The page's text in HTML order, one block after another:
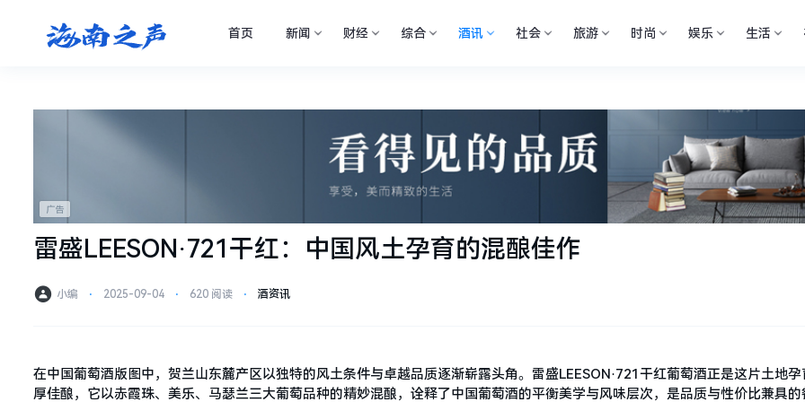
首页 新闻 财经 综合 酒讯 社会 旅游 时尚 娱乐 生活
雷盛LEESON·721干红：中国风土孕育的混酿佳作
小编 ⋅ 2025-09-04 ⋅ 620 阅读 ⋅ 酒资讯
在中国葡萄酒版图中，贺兰山东麓产区以独特的风土条件与卓越品质逐渐崭露头角。雷盛LEESON·721干红葡萄酒正是这片土地孕
厚佳酿，它以赤霞珠、美乐、马瑟兰三大葡萄品种的精妙混酿，诠释了中国葡萄酒的平衡美学与风味层次，是品质与性价比兼具的